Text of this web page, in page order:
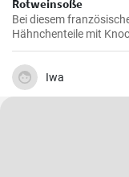
Rotweinsoße
Bei diesem
Hähnchenteile mit
dunklen und
Iwa